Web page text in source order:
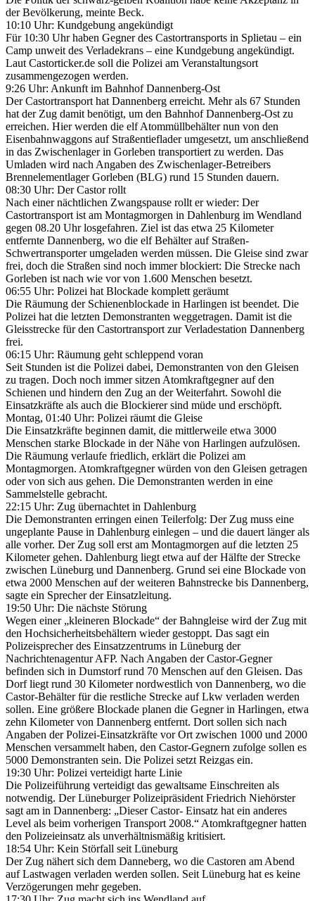
der Bevölkerung, meinte Beck.
10:10 Uhr: Kundgebung angekündigt
Für 10:30 Uhr haben Gegner des Castortransports in Splietau – ein
Camp unweit des Verladekrans – eine Kundgebung angekündigt.
Laut Castorticker.de soll die Polizei am Veranstaltungsort
zusammengezogen werden.
9:26 Uhr: Ankunft im Bahnhof Dannenberg-Ost
Der Castortransport hat Dannenberg erreicht. Mehr als 67 Stunden
hat der Zug damit benötigt, um den Bahnhof Dannenberg-Ost zu
erreichen. Hier werden die elf Atommüllbehälter nun von den
Eisenbahnwaggons auf Straßentieflader umgesetzt, um anschließend
in das Zwischenlager in Gorleben transportiert zu werden. Das
Umladen wird nach Angaben des Zwischenlager-Betreibers
Brennelementlager Gorleben (BLG) rund 15 Stunden dauern.
08:30 Uhr: Der Castor rollt
Nach einer nächtlichen Zwangspause rollt er wieder: Der
Castortransport ist am Montagmorgen in Dahlenburg im Wendland
gegen 08.20 Uhr losgefahren. Ziel ist das etwa 25 Kilometer
entfernte Dannenberg, wo die elf Behälter auf Straßen-
Schwertransporter umgeladen werden müssen. Die Gleise sind zwar
frei, doch die Straßen sind noch immer blockiert: Die Strecke nach
Gorleben ist nach wie vor von 1.600 Menschen besetzt.
06:55 Uhr: Polizei hat Blockade komplett geräumt
Die Räumung der Schienenblockade in Harlingen ist beendet. Die
Polizei hat die letzten Demonstranten weggetragen. Damit ist die
Gleisstrecke für den Castortransport zur Verladestation Dannenberg
frei.
06:15 Uhr: Räumung geht schleppend voran
Seit Stunden ist die Polizei dabei, Demonstranten von den Gleisen
zu tragen. Doch noch immer sitzen Atomkraftgegner auf den
Schienen und hindern den Zug an der Weiterfahrt. Sowohl die
Einsatzkräfte als auch die Blockierer sind müde und erschöpft.
Montag, 01:40 Uhr: Polizei räumt die Gleise
Die Einsatzkräfte beginnen damit, die mittlerweile etwa 3000
Menschen starke Blockade in der Nähe von Harlingen aufzulösen.
Die Räumung verlaufe friedlich, erklärt die Polizei am
Montagmorgen. Atomkraftgegner würden von den Gleisen getragen
oder von sich aus gehen. Die Demonstranten werden in eine
Sammelstelle gebracht.
22:15 Uhr: Zug übernachtet in Dahlenburg
Die Demonstranten erringen einen Teilerfolg: Der Zug muss eine
ungeplante Pause in Dahlenburg einlegen – und die dauert länger als
alle vorher. Der Zug soll erst am Montagmorgen auf die letzten 25
Kilometer gehen. Dahlenburg liegt etwa auf der Hälfte der Strecke
zwischen Lüneburg und Dannenberg. Grund sei eine Blockade von
etwa 2000 Menschen auf der weiteren Bahnstrecke bis Dannenberg,
sagte ein Sprecher der Einsatzleitung.
19:50 Uhr: Die nächste Störung
Wegen einer „kleineren Blockade“ der Bahngleise wird der Zug mit
den Hochsicherheitsbehältern wieder gestoppt. Das sagt ein
Polizeisprecher des Einsatzzentrums in Lüneburg der
Nachrichtenagentur AFP. Nach Angaben der Castor-Gegner
befinden sich in Dumstorf rund 70 Menschen auf den Gleisen. Das
Dorf liegt rund 30 Kilometer nordwestlich von Dannenberg, wo die
Castor-Behälter für die restliche Strecke auf Lkw verladen werden
sollen. Eine größere Blockade planen die Gegner in Harlingen, etwa
zehn Kilometer von Dannenberg entfernt. Dort sollen sich nach
Angaben der Polizei-Einsatzkräfte vor Ort zwischen 1000 und 2000
Menschen versammelt haben, den Castor-Gegnern zufolge sollen es
5000 Demonstranten sein. Die Polizei setzt Reizgas ein.
19:30 Uhr: Polizei verteidigt harte Linie
Die Polizeiführung verteidigt das gewaltsame Einschreiten als
notwendig. Der Lüneburger Polizeipräsident Friedrich Niehörster
sagt am in Dannenberg: „Dieser Castor- Einsatz hat ein anderes
Level als beim vorherigen Transport 2008.“ Atomkraftgegner hatten
den Polizeieinsatz als unverhältnismäßig kritisiert.
18:54 Uhr: Kein Störfall seit Lüneburg
Der Zug nähert sich dem Danneberg, wo die Castoren am Abend
auf Lastwagen verladen werden sollen. Seit Lüneburg hat es keine
Verzögerungen mehr gegeben.